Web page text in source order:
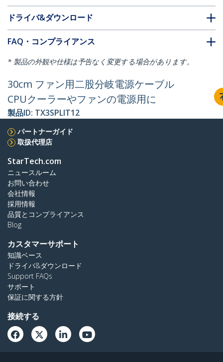
ドライバ&ダウンロード
FAQ・コンプライアンス
* 製品の外観や仕様は予告なく変更する場合があります。
30cm ファン用二股分岐電源ケーブル
CPUクーラーやファンの電源用に
製品ID: TX3SPLIT12
パートナーガイド
取扱代理店
StarTech.com
ニュースルーム
お問い合わせ
会社情報
採用情報
品質とコンプライアンス
Blog
カスタマーサポート
知識ベース
ドライバ&ダウンロード
Support FAQs
サポート
保証に関する方針
接続する